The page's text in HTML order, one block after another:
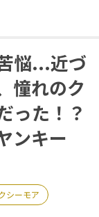
悩...近づ
憧れのク
った！？
ンキー
シーモア